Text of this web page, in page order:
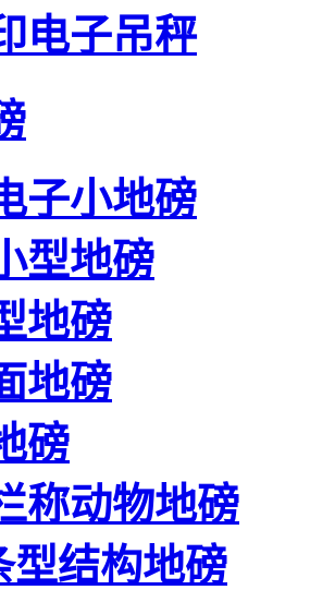
电子吊秤
子小地磅
型地磅
地磅
地磅
磅
称动物地磅
型结构地磅